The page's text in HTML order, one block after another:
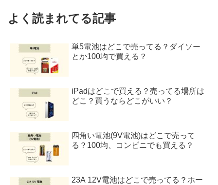
よく読まれてる記事
単5電池はどこで売ってる？ダイソー
とか100均で買える？
iPadはどこで買える？売ってる場所は
どこ？買うならどこがいい？
四角い電池(9V電池)はどこで売って
る？100均、コンビニでも買える？
23A 12V電池はどこで売ってる？ホー